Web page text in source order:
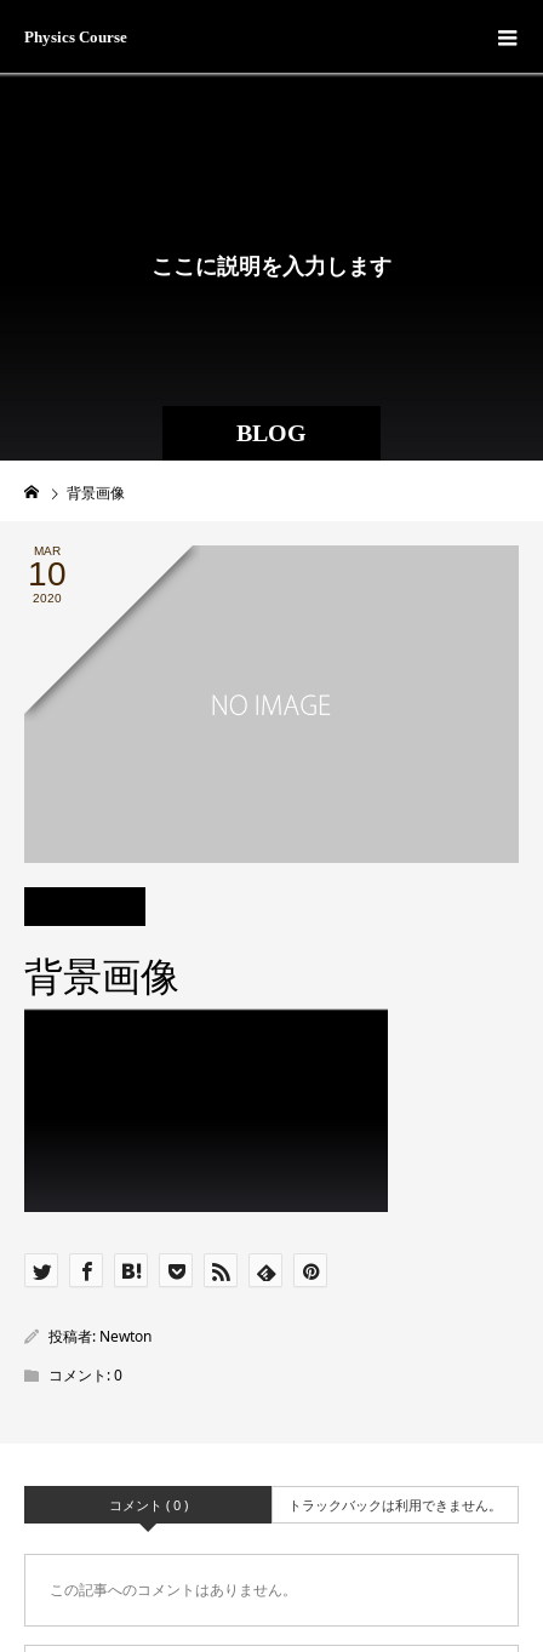
Physics Course
BLOG
ここに説明を入力し ます。
背景画像
MAR
10
2020
背景画像
投稿者: Newton
コメント:0
コメント ( 0 ) トラックバックは利用できません。
この記事へのコメントはありません。